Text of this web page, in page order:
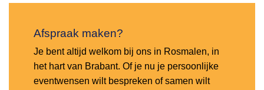
Afspraak maken?
Je bent altijd welkom bij ons in Rosmalen, in
het hart van Brabant. Of je nu je persoonlijke
eventwensen wilt bespreken of samen wilt